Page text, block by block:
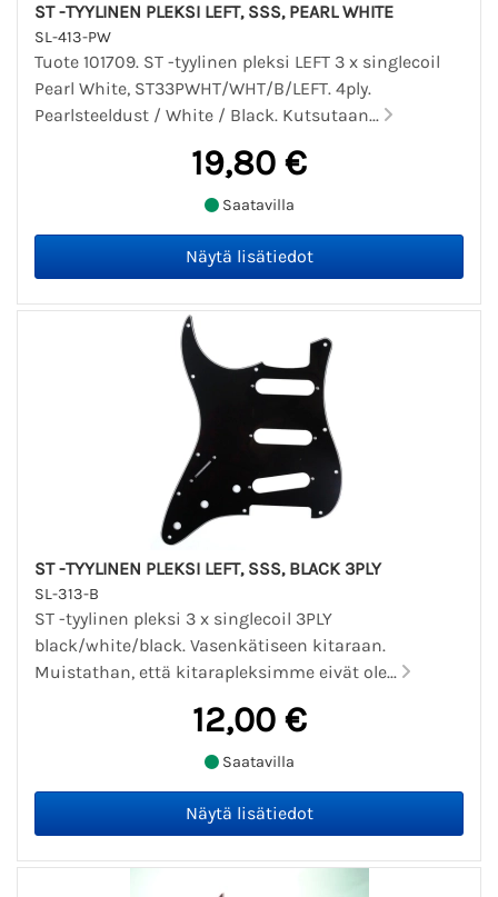
ST -TYYLINEN PLEKSI LEFT, SSS, PEARL WHITE
SL-413-PW
Tuote 101709. ST -tyylinen pleksi LEFT 3 x singlecoil
Pearl White, ST33PWHT/WHT/B/LEFT. 4ply.
Pearlsteeldust / White / Black. Kutsutaan...
19,80 €
Saatavilla
ST -TYYLINEN PLEKSI LEFT, SSS, BLACK 3PLY
SL-313-B
ST -tyylinen pleksi 3 x singlecoil 3PLY
black/white/black. Vasenkätiseen kitaraan.
Muistathan, että kitarapleksimme eivät ole...
12,00 €
Saatavilla